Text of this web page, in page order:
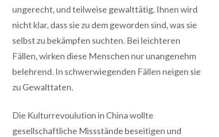
ungerecht, und teilweise gewalttätig. Ihnen wird
nicht klar, dass sie zu dem geworden sind, was sie
selbst zu bekämpfen suchten. Bei leichteren
Fällen, wirken diese Menschen nur unangenehm
belehrend. In schwerwiegenden Fällen neigen sie
zu Gewalttaten.
Die Kulturrevoulution in China wollte
gesellschaftliche Missstände beseitigen und